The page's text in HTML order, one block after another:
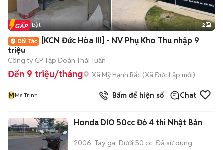
Tin nổi bật 2
[KCN Đức Hòa III] - NV Phụ Kho Thu nhập 9
triệu
Công ty CP Tập Đoàn Thái Tuấn
Đến 9 triệu/tháng Xã Mỹ Hạnh Bắc (Xã Đức Lập mới)
MMs Trinh Bấm để hiện số Chat
Honda DIO 50cc Đỏ 4 thì Nhật Bản
2006 Tay ga Dưới 50 cc Đã sử dụng